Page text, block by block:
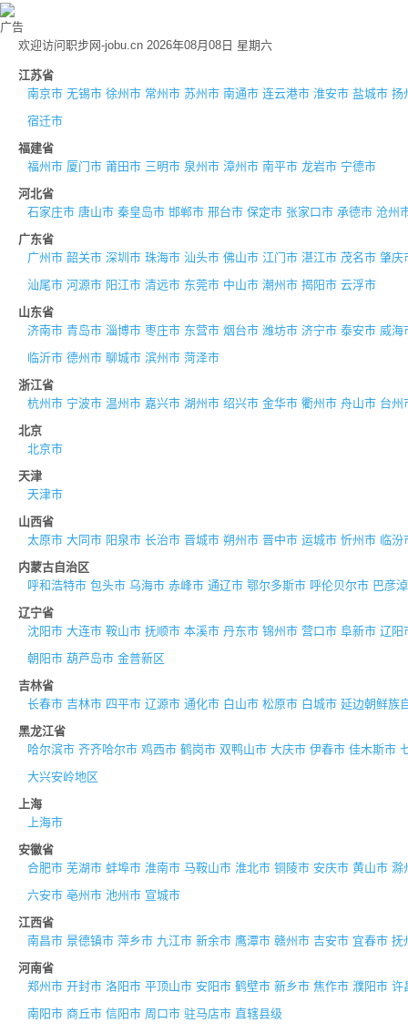
广告
欢迎访问职步网-jobu.cn 2026年08月08日 星期六
江苏省
南京市 无锡市 徐州市 常州市 苏州市 南通市 连云港市 淮安市 盐城市 扬
宿迁市
福建省
福州市 厦门市 莆田市 三明市 泉州市 漳州市 南平市 龙岩市 宁德市
河北省
石家庄市 唐山市 秦皇岛市 邯郸市 邢台市 保定市 张家口市 承德市 沧州
广东省
广州市 韶关市 深圳市 珠海市 汕头市 佛山市 江门市 湛江市 茂名市 肇庆
汕尾市 河源市 阳江市 清远市 东莞市 中山市 潮州市 揭阳市 云浮市
山东省
济南市 青岛市 淄博市 枣庄市 东营市 烟台市 潍坊市 济宁市 泰安市 威海
临沂市 德州市 聊城市 滨州市 菏泽市
浙江省
杭州市 宁波市 温州市 嘉兴市 湖州市 绍兴市 金华市 衢州市 舟山市 台州
北京
北京市
天津
天津市
山西省
太原市 大同市 阳泉市 长治市 晋城市 朔州市 晋中市 运城市 忻州市 临汾
内蒙古自治区
呼和浩特市 包头市 乌海市 赤峰市 通辽市 鄂尔多斯市 呼伦贝尔市 巴彦
辽宁省
沈阳市 大连市 鞍山市 抚顺市 本溪市 丹东市 锦州市 营口市 阜新市 辽阳
朝阳市 葫芦岛市 金普新区
吉林省
长春市 吉林市 四平市 辽源市 通化市 白山市 松原市 白城市 延边朝鲜族
黑龙江省
哈尔滨市 齐齐哈尔市 鸡西市 鹤岗市 双鸭山市 大庆市 伊春市 佳木斯市
大兴安岭地区
上海
上海市
安徽省
合肥市 芜湖市 蚌埠市 淮南市 马鞍山市 淮北市 铜陵市 安庆市 黄山市 滁
六安市 亳州市 池州市 宣城市
江西省
南昌市 景德镇市 萍乡市 九江市 新余市 鹰潭市 赣州市 吉安市 宜春市 抚
河南省
郑州市 开封市 洛阳市 平顶山市 安阳市 鹤壁市 新乡市 焦作市 濮阳市 许
南阳市 商丘市 信阳市 周口市 驻马店市 直辖县级